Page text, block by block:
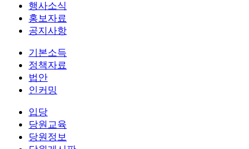
행사소식
홍보자료
공지사항
기본소득
정책자료
법안
인커밍
입당
당원교육
당원정보